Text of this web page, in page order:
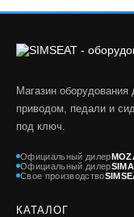
Магазин
приводом, педали и
под ключ.
Официальный дилер
Официальный дилер
Свое производство
КАТАЛОГ